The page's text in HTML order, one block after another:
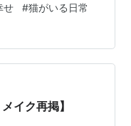
るっとしてます。
カメラを向けると
撮れない。 フード
れだと、吐かなく
ンドア ロングヘア
せ #猫がいる日常
イク再掲】